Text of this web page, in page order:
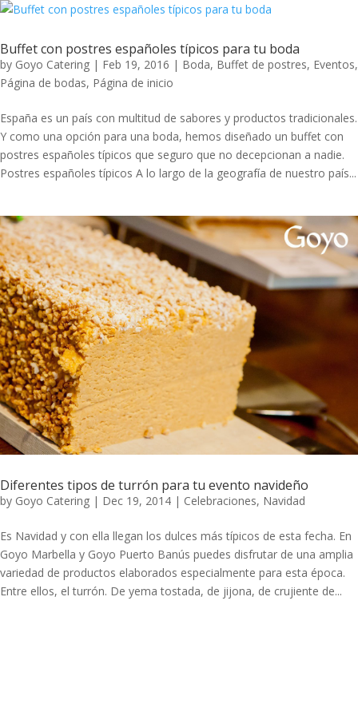
Buffet con postres españoles típicos para tu boda
by Goyo Catering | Feb 19, 2016 | Boda, Buffet de postres, Eventos,
Página de bodas, Página de inicio
España es un país con multitud de sabores y productos tradicionales.
Y como una opción para una boda, hemos diseñado un buffet con
postres españoles típicos que seguro que no decepcionan a nadie.
Postres españoles típicos A lo largo de la geografía de nuestro país...
Diferentes tipos de turrón para tu evento navideño
by Goyo Catering | Dec 19, 2014 | Celebraciones, Navidad
Es Navidad y con ella llegan los dulces más típicos de esta fecha. En
Goyo Marbella y Goyo Puerto Banús puedes disfrutar de una amplia
variedad de productos elaborados especialmente para esta época.
Entre ellos, el turrón. De yema tostada, de jijona, de crujiente de...